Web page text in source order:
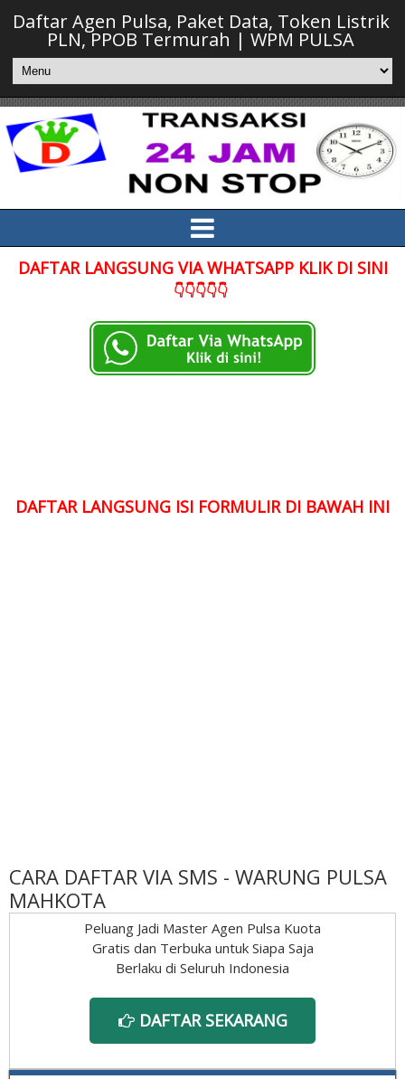
Daftar Agen Pulsa, Paket Data, Token Listrik
PLN, PPOB Termurah | WPM PULSA
DAFTAR LANGSUNG VIA WHATSAPP KLIK DI SINI
👇👇👇👇👇
DAFTAR LANGSUNG ISI FORMULIR DI BAWAH INI
CARA DAFTAR VIA SMS - WARUNG PULSA
MAHKOTA
Peluang Jadi Master Agen Pulsa Kuota
Gratis dan Terbuka untuk Siapa Saja
Berlaku di Seluruh Indonesia
DAFTAR SEKARANG